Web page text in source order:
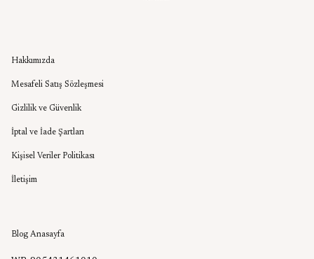
Hakkımızda
Mesafeli Satış Sözleşmesi
Gizlilik ve Güvenlik
İptal ve İade Şartları
Kişisel Veriler Politikası
İletişim
Blog Anasayfa